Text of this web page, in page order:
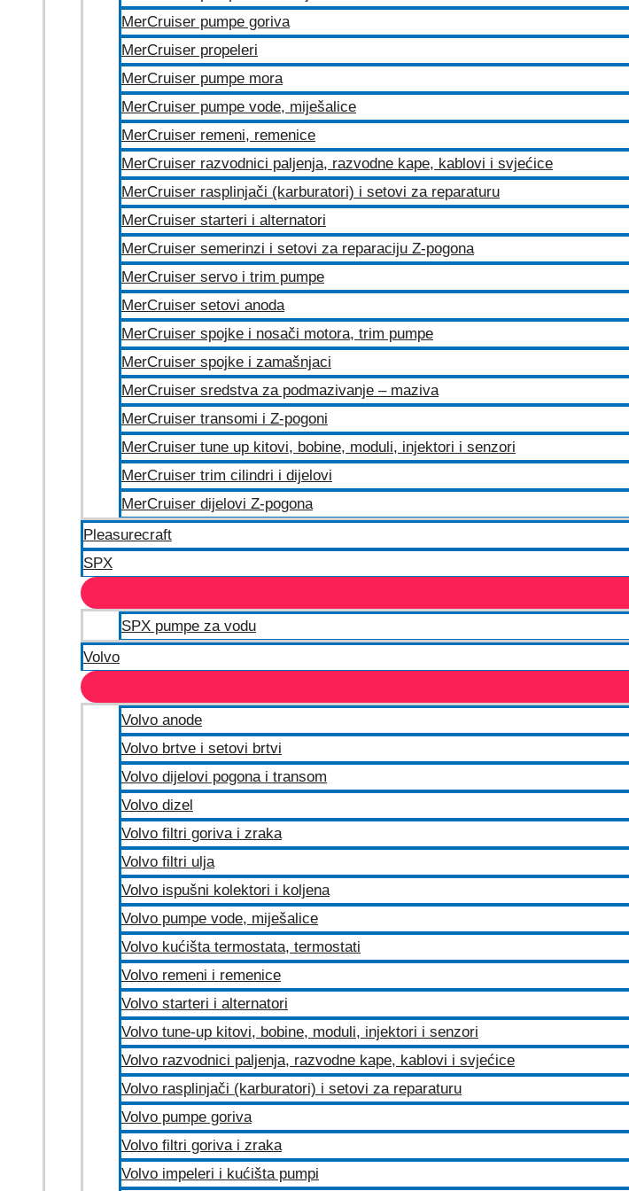
MerCruiser pumpe goriva
MerCruiser propeleri
MerCruiser pumpe mora
MerCruiser pumpe vode, miješalice
MerCruiser remeni, remenice
MerCruiser razvodnici paljenja, razvodne kape, kablovi i svjećice
MerCruiser rasplinjači (karburatori) i setovi za reparaturu
MerCruiser starteri i alternatori
MerCruiser semerinzi i setovi za reparaciju Z-pogona
MerCruiser servo i trim pumpe
MerCruiser setovi anoda
MerCruiser spojke i nosači motora, trim pumpe
MerCruiser spojke i zamašnjaci
MerCruiser sredstva za podmazivanje – maziva
MerCruiser transomi i Z-pogoni
MerCruiser tune up kitovi, bobine, moduli, injektori i senzori
MerCruiser trim cilindri i dijelovi
MerCruiser dijelovi Z-pogona
Pleasurecraft
SPX
SPX pumpe za vodu
Volvo
Volvo anode
Volvo brtve i setovi brtvi
Volvo dijelovi pogona i transom
Volvo dizel
Volvo filtri goriva i zraka
Volvo filtri ulja
Volvo ispušni kolektori i koljena
Volvo pumpe vode, miješalice
Volvo kućišta termostata, termostati
Volvo remeni i remenice
Volvo starteri i alternatori
Volvo tune-up kitovi, bobine, moduli, injektori i senzori
Volvo razvodnici paljenja, razvodne kape, kablovi i svjećice
Volvo rasplinjači (karburatori) i setovi za reparaturu
Volvo pumpe goriva
Volvo filtri goriva i zraka
Volvo impeleri i kućišta pumpi